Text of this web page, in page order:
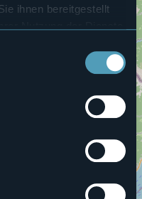
ihnen bereitgestellt